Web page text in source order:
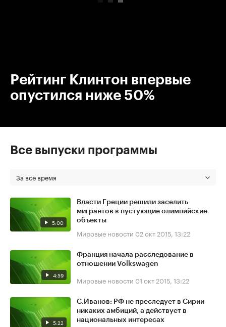
Рейтинг Клинтон впервые
опустился ниже 50%
Все выпуски программы
За все время
5:00
Власти Греции решили заселить
мигрантов в пустующие олимпийские
объекты
Мировые новости 02 окт 2015, 13:22
4:59
Франция начала расследование в
отношении Volkswagen
Мировые новости 01 окт 2015, 13:22
5:22
С.Иванов: РФ не преследует в Сирии
никаких амбиций, а действует в
национальных интересах